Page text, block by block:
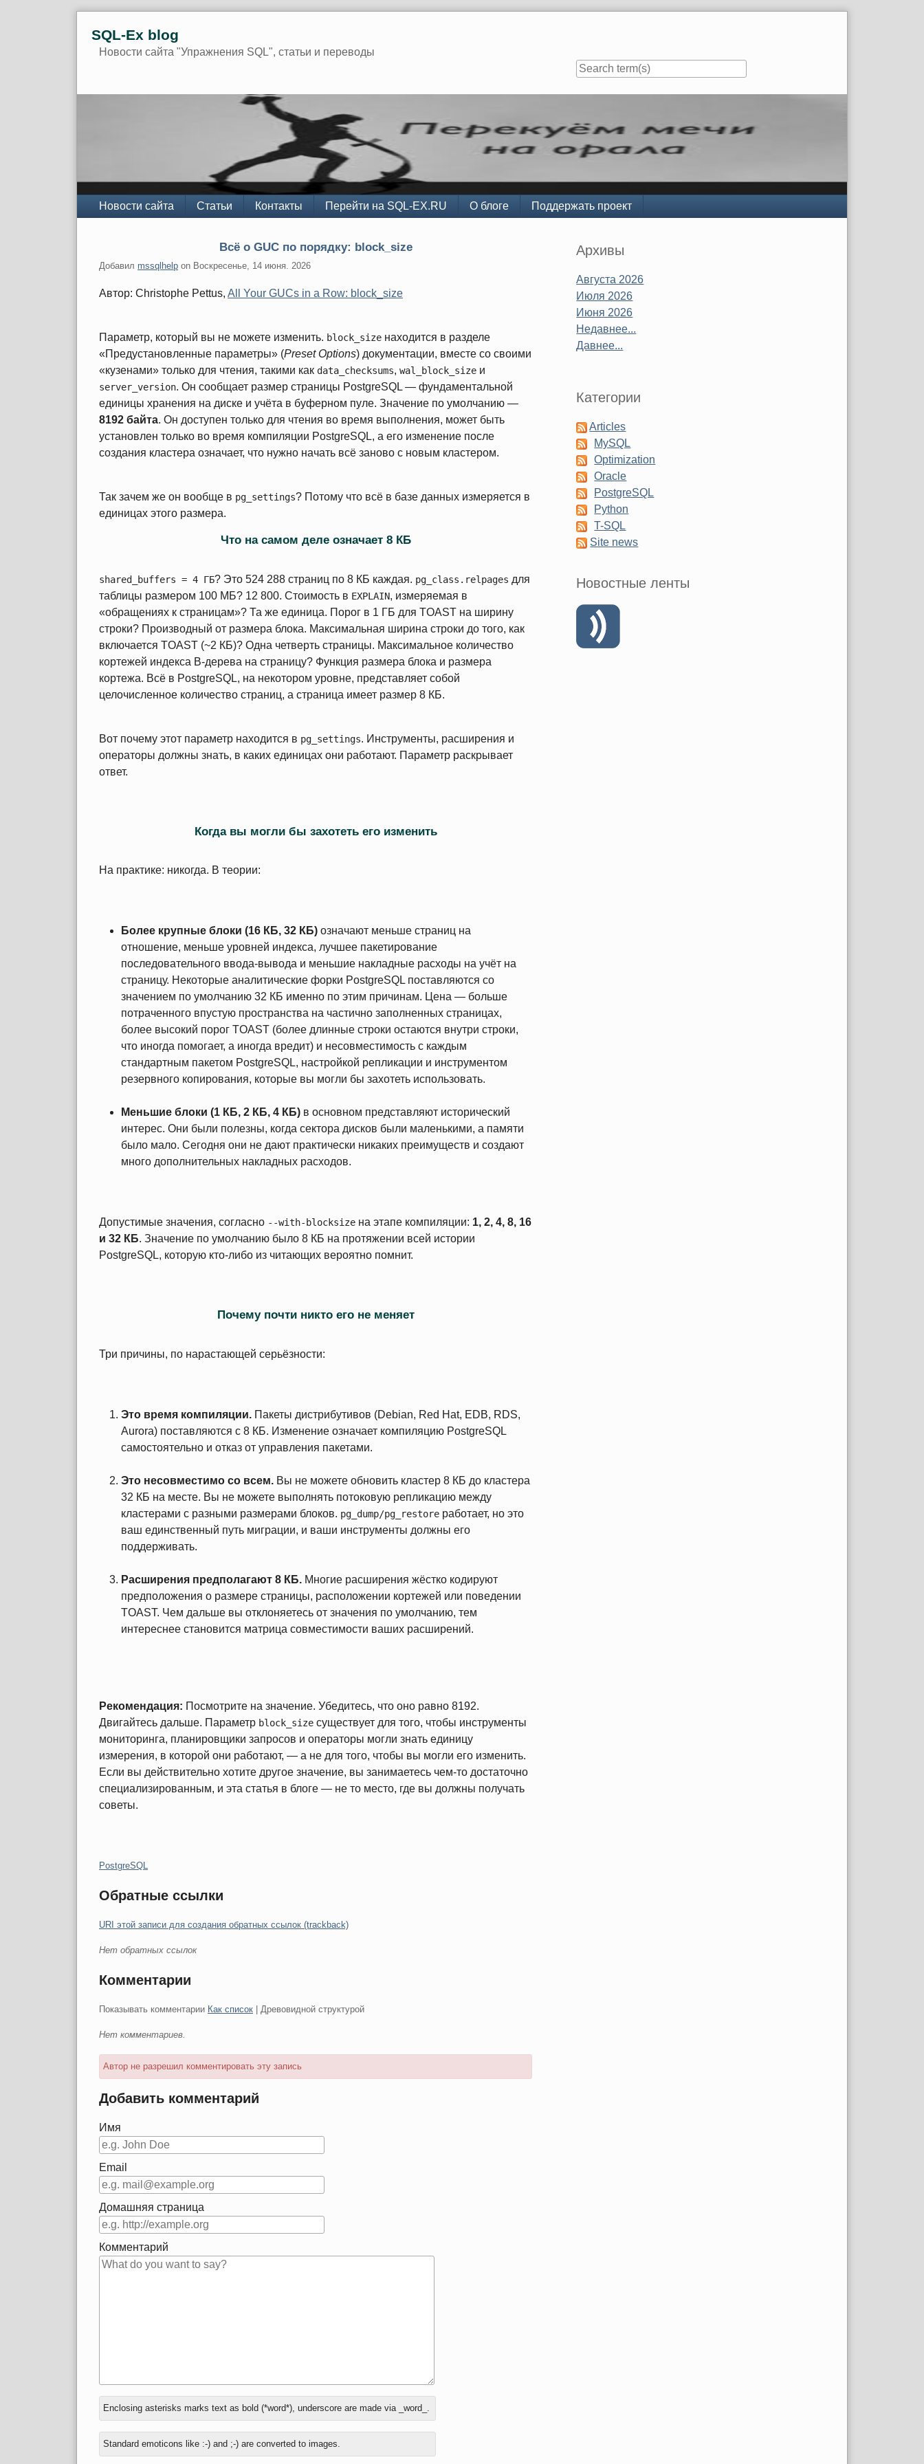
SQL-Ex blog
Новости сайта "Упражнения SQL", статьи и переводы
Navigation
Новости сайта Статьи Контакты Перейти на SQL-EX.RU О блоге Поддержать проект
Всё о GUC по порядку: block_size
Добавил mssqlhelp on Воскресенье, 14 июня. 2026
Автор: Christophe Pettus, All Your GUCs in a Row: block_size
Параметр, который вы не можете изменить. block_size находится в разделе
«Предустановленные параметры» (Preset Options) документации, вместе со своими
«кузенами» только для чтения, такими как data_checksums, wal_block_size и
server_version. Он сообщает размер страницы PostgreSQL — фундаментальной
единицы хранения на диске и учёта в буферном пуле. Значение по умолчанию —
8192 байта. Он доступен только для чтения во время выполнения, может быть
установлен только во время компиляции PostgreSQL, а его изменение после
создания кластера означает, что нужно начать всё заново с новым кластером.
Так зачем же он вообще в pg_settings? Потому что всё в базе данных измеряется в
единицах этого размера.
Что на самом деле означает 8 КБ
shared_buffers = 4 ГБ? Это 524 288 страниц по 8 КБ каждая. pg_class.relpages для
таблицы размером 100 МБ? 12 800. Стоимость в EXPLAIN, измеряемая в
«обращениях к страницам»? Та же единица. Порог в 1 ГБ для TOAST на ширину
строки? Производный от размера блока. Максимальная ширина строки до того, как
включается TOAST (~2 КБ)? Одна четверть страницы. Максимальное количество
кортежей индекса B-дерева на страницу? Функция размера блока и размера
кортежа. Всё в PostgreSQL, на некотором уровне, представляет собой
целочисленное количество страниц, а страница имеет размер 8 КБ.
Вот почему этот параметр находится в pg_settings. Инструменты, расширения и
операторы должны знать, в каких единицах они работают. Параметр раскрывает
ответ.
Когда вы могли бы захотеть его изменить
На практике: никогда. В теории:
Более крупные блоки (16 КБ, 32 КБ) означают меньше страниц на
отношение, меньше уровней индекса, лучшее пакетирование
последовательного ввода-вывода и меньшие накладные расходы на учёт на
страницу. Некоторые аналитические форки PostgreSQL поставляются со
значением по умолчанию 32 КБ именно по этим причинам. Цена — больше
потраченного впустую пространства на частично заполненных страницах,
более высокий порог TOAST (более длинные строки остаются внутри строки,
что иногда помогает, а иногда вредит) и несовместимость с каждым
стандартным пакетом PostgreSQL, настройкой репликации и инструментом
резервного копирования, которые вы могли бы захотеть использовать.
Меньшие блоки (1 КБ, 2 КБ, 4 КБ) в основном представляют исторический
интерес. Они были полезны, когда сектора дисков были маленькими, а памяти
было мало. Сегодня они не дают практически никаких преимуществ и создают
много дополнительных накладных расходов.
Допустимые значения, согласно --with-blocksize на этапе компиляции: 1, 2, 4, 8, 16
и 32 КБ. Значение по умолчанию было 8 КБ на протяжении всей истории
PostgreSQL, которую кто-либо из читающих вероятно помнит.
Почему почти никто его не меняет
Три причины, по нарастающей серьёзности:
Это время компиляции. Пакеты дистрибутивов (Debian, Red Hat, EDB, RDS,
Aurora) поставляются с 8 КБ. Изменение означает компиляцию PostgreSQL
самостоятельно и отказ от управления пакетами.
Это несовместимо со всем. Вы не можете обновить кластер 8 КБ до кластера
32 КБ на месте. Вы не можете выполнять потоковую репликацию между
кластерами с разными размерами блоков. pg_dump/pg_restore работает, но это
ваш единственный путь миграции, и ваши инструменты должны его
поддерживать.
Расширения предполагают 8 КБ. Многие расширения жёстко кодируют
предположения о размере страницы, расположении кортежей или поведении
TOAST. Чем дальше вы отклоняетесь от значения по умолчанию, тем
интереснее становится матрица совместимости ваших расширений.
Рекомендация: Посмотрите на значение. Убедитесь, что оно равно 8192.
Двигайтесь дальше. Параметр block_size существует для того, чтобы инструменты
мониторинга, планировщики запросов и операторы могли знать единицу
измерения, в которой они работают, — а не для того, чтобы вы могли его изменить.
Если вы действительно хотите другое значение, вы занимаетесь чем-то достаточно
специализированным, и эта статья в блоге — не то место, где вы должны получать
советы.
Категории:
PostgreSQL
Обратные ссылки
URI этой записи для создания обратных ссылок (trackback)
Нет обратных ссылок
Комментарии
Показывать комментарии Как список | Древовидной структурой
Нет комментариев.
Автор не разрешил комментировать эту запись
Добавить комментарий
Имя
Email
Домашняя страница
Комментарий
В
ответ
на
Enclosing asterisks marks text as bold (*word*), underscore are made via _word_.
Standard emoticons like :-) and ;-) are converted to images.
Sidebar
Архивы
Августа 2026
Июля 2026
Июня 2026
Недавнее...
Давнее...
Категории
Articles
MySQL
Optimization
Oracle
PostgreSQL
Python
T-SQL
Site news
Новостные ленты